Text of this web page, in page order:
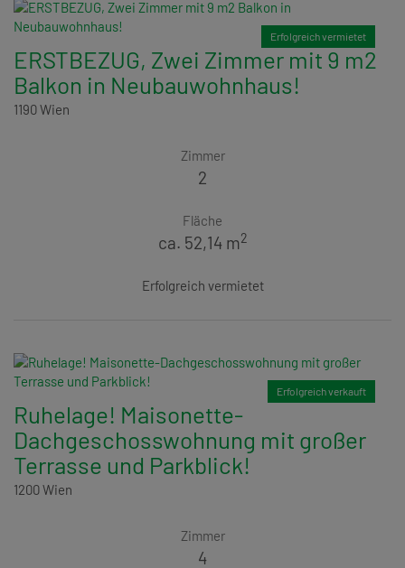
Erfolgreich vermietet
ERSTBEZUG, Zwei Zimmer mit 9 m2
Balkon in Neubauwohnhaus!
1190 Wien
Zimmer
2
Fläche
ca. 52,14 m2
Erfolgreich vermietet
Erfolgreich verkauft
Ruhelage! Maisonette-
Dachgeschosswohnung mit großer
Terrasse und Parkblick!
1200 Wien
Zimmer
4